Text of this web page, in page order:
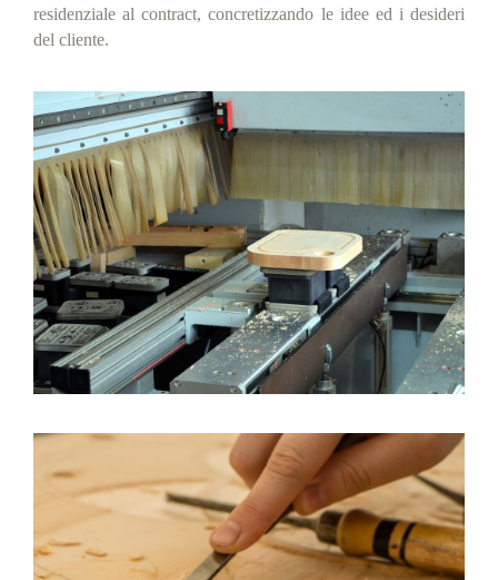
residenziale al contract, concretizzando le idee ed i desideri
del cliente.